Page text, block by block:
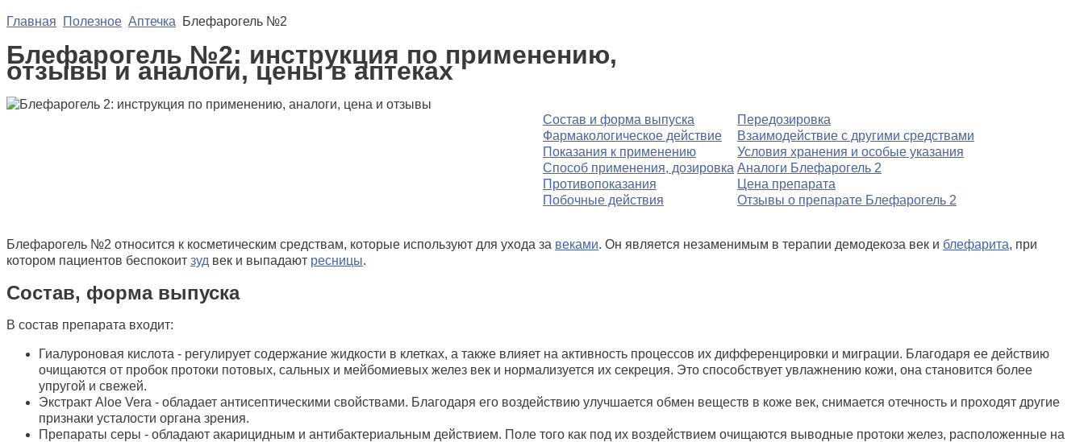
Главная Полезное Аптечка Блефарогель №2
Блефарогель №2: инструкция по применению,
отзывы и аналоги, цены в аптеках
Состав и форма выпуска
Фармакологическое действие
Показания к применению
Способ применения, дозировка
Противопоказания
Побочные действия
Передозировка
Взаимодействие с другими средствами
Условия хранения и особые указания
Аналоги Блефарогель 2
Цена препарата
Отзывы о препарате Блефарогель 2
Блефарогель №2 относится к косметическим средствам, которые используют для ухода за веками. Он является незаменимым в терапии демодекоза век и блефарита, при
котором пациентов беспокоит зуд век и выпадают ресницы.
Состав, форма выпуска
В состав препарата входит:
Гиалуроновая кислота - регулирует содержание жидкости в клетках, а также влияет на активность процессов их дифференцировки и миграции. Благодаря ее действию
очищаются от пробок протоки потовых, сальных и мейбомиевых желез век и нормализуется их секреция. Это способствует увлажнению кожи, она становится более
упругой и свежей.
Экстракт Aloe Vera - обладает антисептическими свойствами. Благодаря его воздействию улучшается обмен веществ в коже век, снимается отечность и проходят другие
признаки усталости органа зрения.
Препараты серы - обладают акарицидным и антибактериальным действием. Поле того как под их воздействием очищаются выводные протоки желез, расположенные на